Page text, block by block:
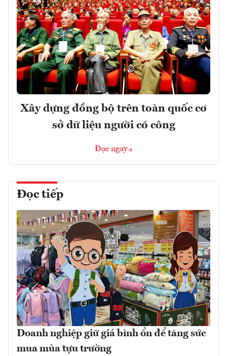
Xây dựng đồng bộ trên toàn quốc cơ
sở dữ liệu người có công
Đọc ngay
Đọc tiếp
Doanh nghiệp giữ giá bình ổn để tăng sức
mua mùa tựu trường